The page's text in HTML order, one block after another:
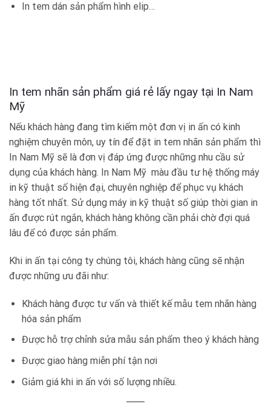
In tem dán sản phẩm hình elip…
In tem nhãn sản phẩm giá rẻ lấy ngay tại In Nam
Mỹ
Nếu khách hàng đang tìm kiếm một đơn vị in ấn có kinh
nghiệm chuyên môn, uy tín để đặt in tem nhãn sản phẩm thì
In Nam Mỹ sẽ là đơn vị đáp ứng được những nhu cầu sử
dụng của khách hàng. In Nam Mỹ màu đầu tư hệ thống máy
in kỹ thuật số hiện đại, chuyên nghiệp để phục vụ khách
hàng tốt nhất. Sử dụng máy in kỹ thuật số giúp thời gian in
ấn được rút ngắn, khách hàng không cần phải chờ đợi quá
lâu để có được sản phẩm.
Khi in ấn tại công ty chúng tôi, khách hàng cũng sẽ nhận
được những ưu đãi như:
Khách hàng được tư vấn và thiết kế mẫu tem nhãn hàng
hóa sản phẩm
Được hỗ trợ chỉnh sửa mẫu sản phẩm theo ý khách hàng
Được giao hàng miễn phí tận nơi
Giảm giá khi in ấn với số lượng nhiều.